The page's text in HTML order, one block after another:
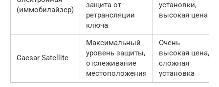
(иммобилайзер)
защита от
ретрансляции
ключа
установки,
высокая цена
Caesar Satellite
Максимальный
уровень защиты,
отслеживание
местоположения
Очень
высокая цена,
сложная
установка